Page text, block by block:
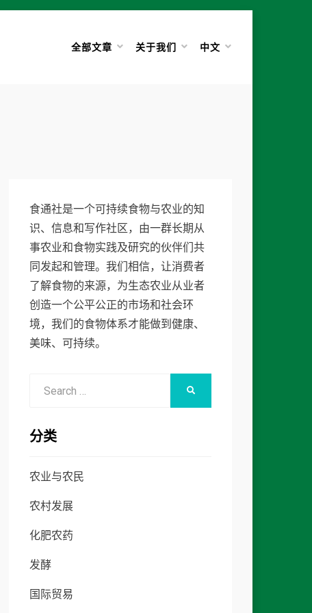
全部文章 关于我们 中文
食通社是一个可持续食物与农业的知
识、信息和写作社区，由一群长期从
事农业和食物实践及研究的伙伴们共
同发起和管理。我们相信，让消费者
了解食物的来源，为生态农业从业者
创造一个公平公正的市场和社会环
境，我们的食物体系才能做到健康、
美味、可持续。
分类
农业与农民
农村发展
化肥农药
发酵
国际贸易